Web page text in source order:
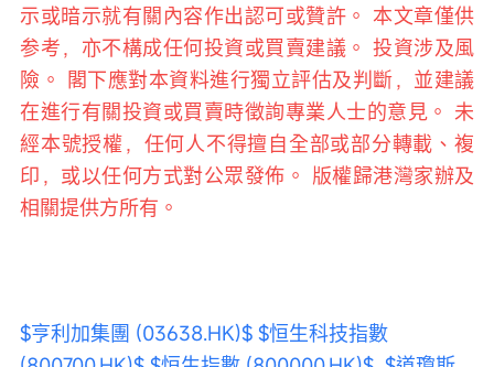
示或暗示就有關內容作出認可或贊許。 本文章僅供
参考，亦不構成任何投資或買賣建議。 投資涉及風
險。 閣下應對本資料進行獨立評估及判斷，並建議
在進行有關投資或買賣時徵詢專業人士的意見。 未
經本號授權，任何人不得擅自全部或部分轉載、複
印，或以任何方式對公眾發佈。 版權歸港灣家辦及
相關提供方所有。
$亨利加集團 (03638.HK)$ $恒生科技指數